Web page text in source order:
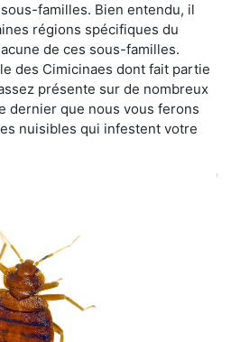
familles. Bien entendu, il
régions spécifiques du
de ces sous-familles.
des Cimicinaes dont fait partie
présente sur de nombreux
dernier que nous vous ferons
nuisibles qui infestent votre